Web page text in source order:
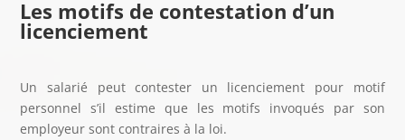
Les motifs de contestation d’un
licenciement
Un salarié peut contester un licenciement pour motif
personnel s’il estime que les motifs invoqués par son
employeur sont contraires à la loi.